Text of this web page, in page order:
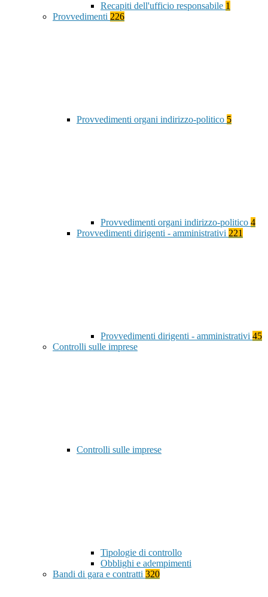
Recapiti dell'ufficio responsabile 1
Provvedimenti 226
Provvedimenti organi indirizzo-politico 5
Provvedimenti organi indirizzo-politico 4
Provvedimenti dirigenti - amministrativi 221
Provvedimenti dirigenti - amministrativi 45
Controlli sulle imprese
Controlli sulle imprese
Tipologie di controllo
Obblighi e adempimenti
Bandi di gara e contratti 320